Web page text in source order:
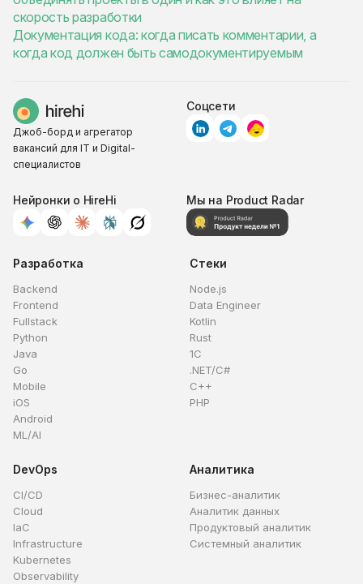
скорость разработки
Документация кода: когда писать комментарии, а
когда код должен быть самодокументируемым
Джоб-борд и агрегатор
вакансий для IT и Digital-
специалистов
Соцсети
Нейронки о HireHi Мы на Product Radar
Разработка
Backend
Frontend
Fullstack
Python
Java
Go
Mobile
iOS
Android
ML/AI
Стеки
Node.js
Data Engineer
Kotlin
Rust
1C
.NET/C#
C++
PHP
DevOps
CI/CD
Cloud
IaC
Infrastructure
Kubernetes
Observability
Аналитика
Бизнес-аналитик
Аналитик данных
Продуктовый аналитик
Системный аналитик